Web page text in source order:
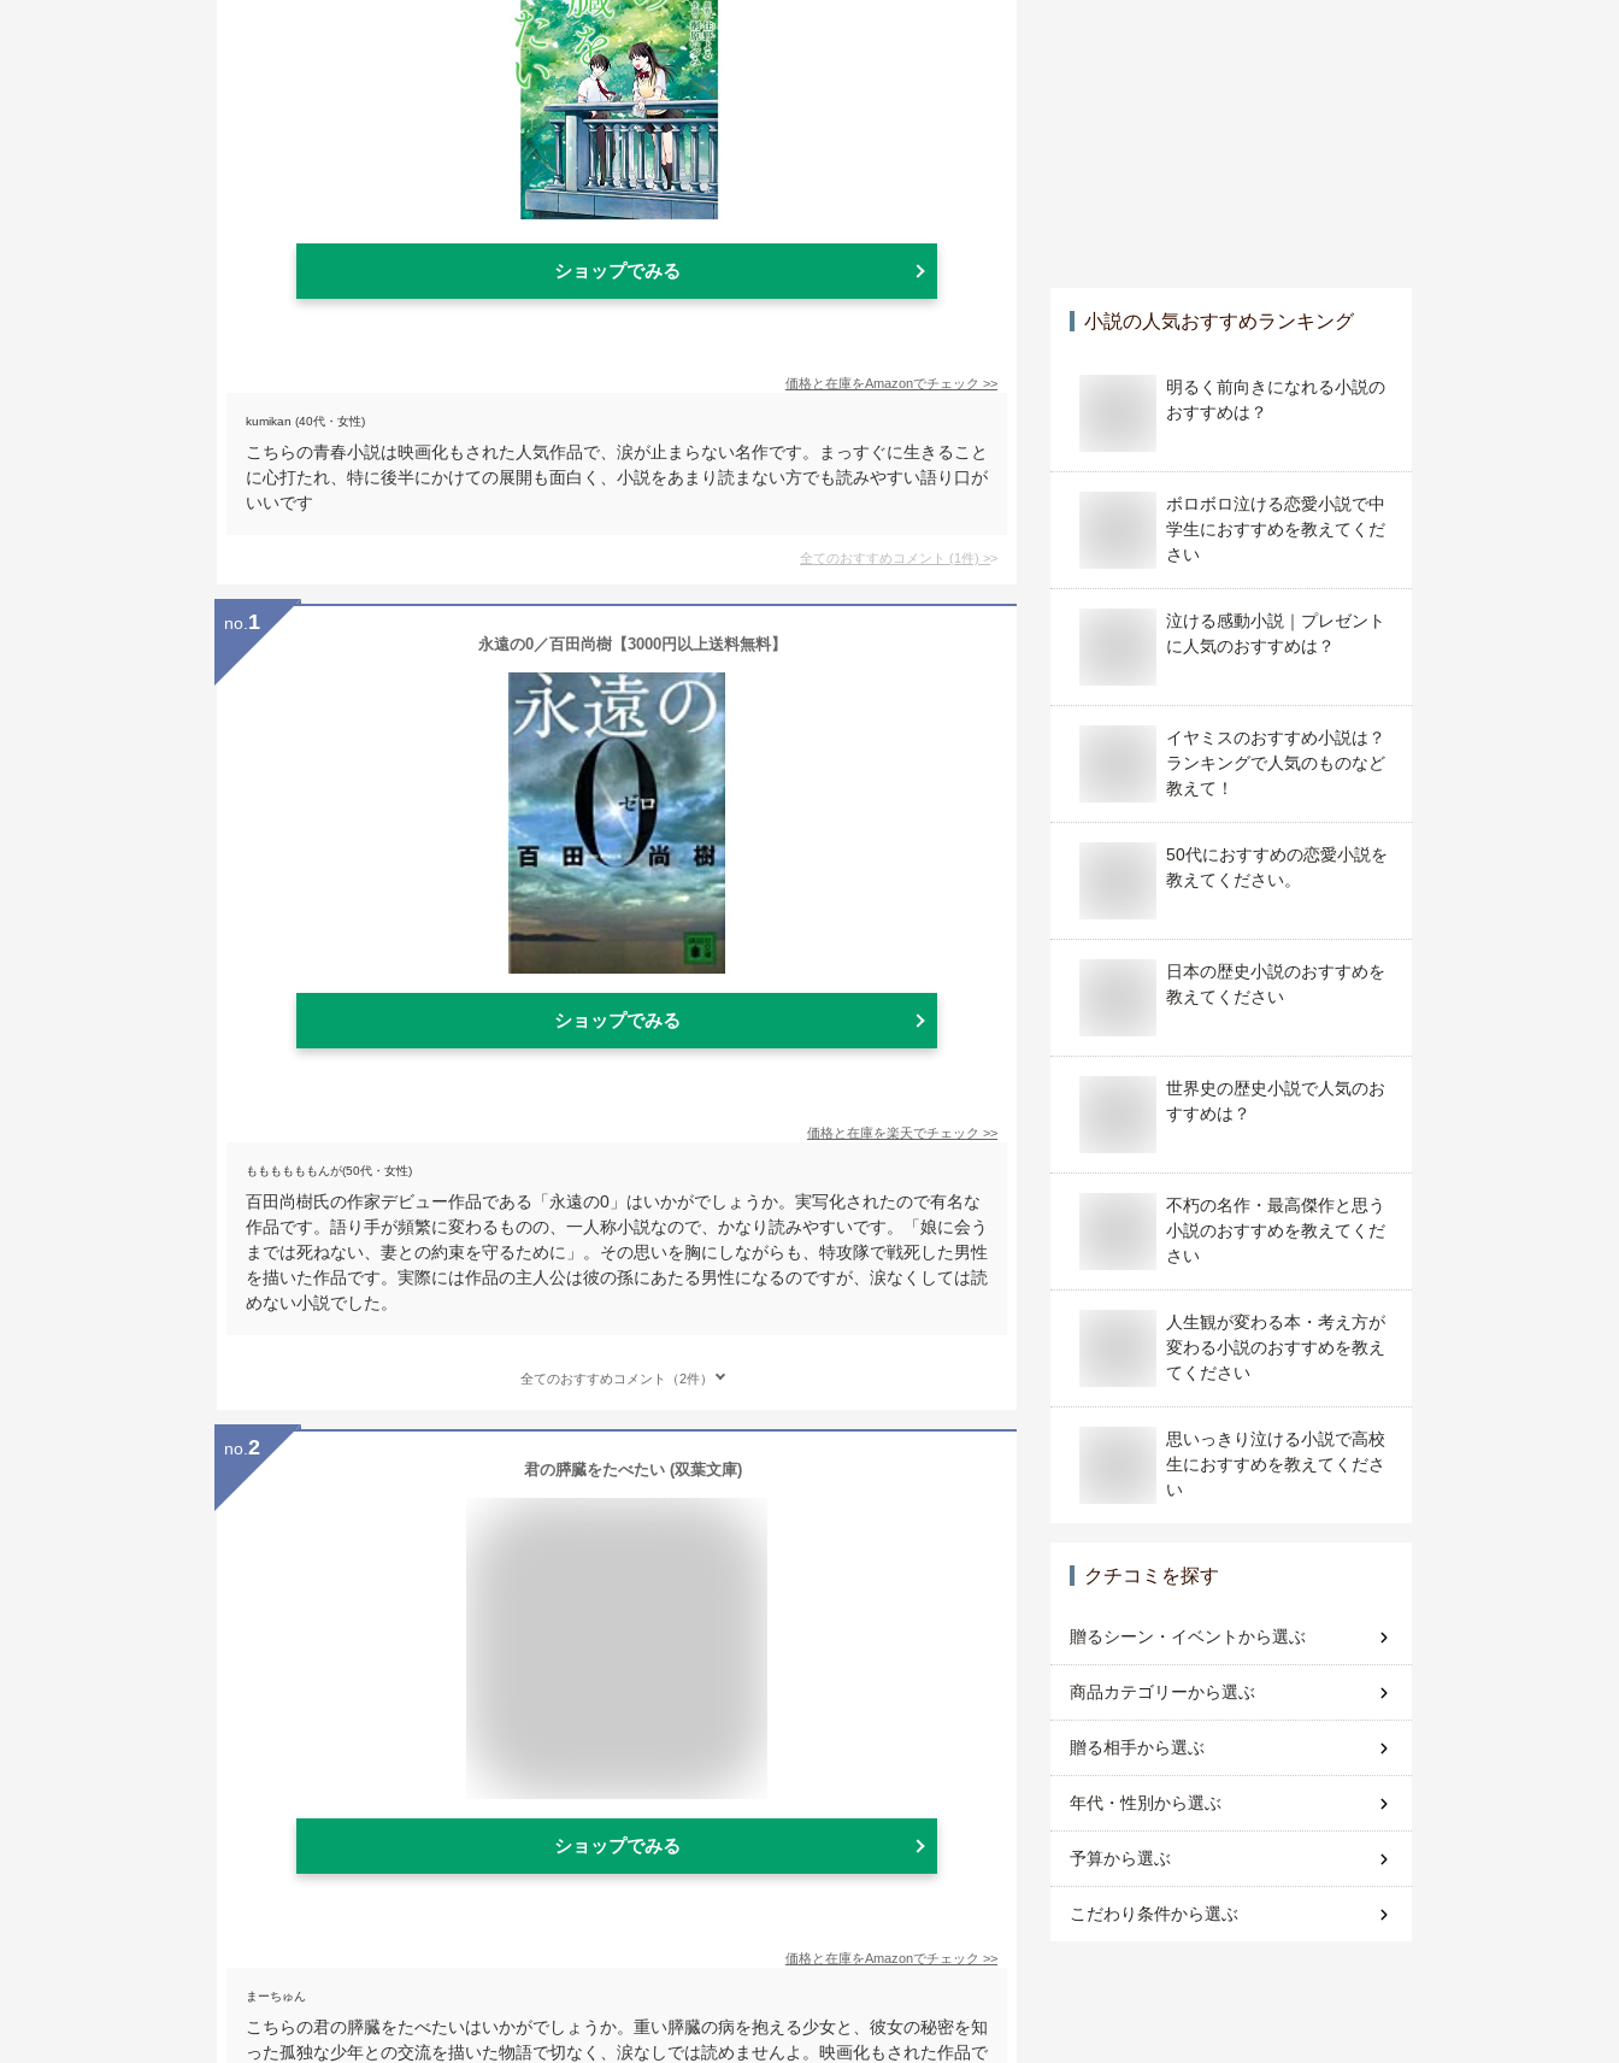
ショップでみる
価格と在庫をAmazonでチェック >>
kumikan (40代・女性)
こちらの青春小説は映画化もされた人気作品で、涙が止まらない名作です。まっすぐに生きること
に心打たれ、特に後半にかけての展開も面白く、小説をあまり読まない方でも読みやすい語り口が
いいです
全てのおすすめコメント (1件) >
no. 1
永遠の0／百田尚樹【3000円以上送料無料】
ショップでみる
価格と在庫を楽天でチェック >>
ももももももんが(50代・女性)
百田尚樹氏の作家デビュー作品である「永遠の0」はいかがでしょうか。実写化されたので有名な
作品です。語り手が頻繁に変わるものの、一人称小説なので、かなり読みやすいです。「娘に会う
までは死ねない、妻との約束を守るために」。その思いを胸にしながらも、特攻隊で戦死した男性
を描いた作品です。実際には作品の主人公は彼の孫にあたる男性になるのですが、涙なくしては読
めない小説でした。
全てのおすすめコメント（2件）
no. 2
君の膵臓をたべたい (双葉文庫)
ショップでみる
価格と在庫をAmazonでチェック >>
まーちゅん
こちらの君の膵臓をたべたいはいかがでしょうか。重い膵臓の病を抱える少女と、彼女の秘密を知
った孤独な少年との交流を描いた物語で切なく、涙なしでは読めませんよ。映画化もされた作品で
小説の人気おすすめランキング
明るく前向きになれる小説の
おすすめは？
ボロボロ泣ける恋愛小説で中
学生におすすめを教えてくだ
さい
泣ける感動小説｜プレゼント
に人気のおすすめは？
イヤミスのおすすめ小説は？
ランキングで人気のものなど
教えて！
50代におすすめの恋愛小説を
教えてください。
日本の歴史小説のおすすめを
教えてください
世界史の歴史小説で人気のお
すすめは？
不朽の名作・最高傑作と思う
小説のおすすめを教えてくだ
さい
人生観が変わる本・考え方が
変わる小説のおすすめを教え
てください
思いっきり泣ける小説で高校
生におすすめを教えてくださ
い
クチコミを探す
贈るシーン・イベントから選ぶ
商品カテゴリーから選ぶ
贈る相手から選ぶ
年代・性別から選ぶ
予算から選ぶ
こだわり条件から選ぶ